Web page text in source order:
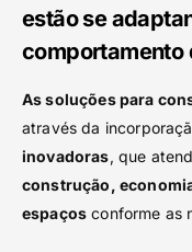
estão se
comportamento
As soluções para
através da
inovadoras, que
construção,
espaços conforme as